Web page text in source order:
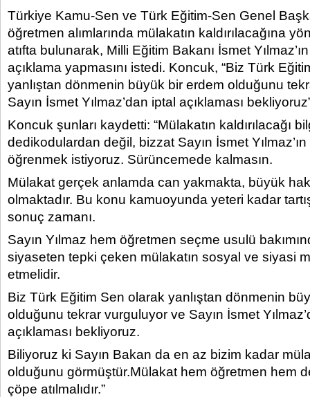
Türkiye Kamu-Sen ve Türk Eğitim-Sen Genel
öğretmen alımlarında mülakatın kaldırılacağına
atıfta bulunarak, Milli Eğitim Bakanı İsmet
açıklama yapmasını istedi. Koncuk, “Biz Türk
yanlıştan dönmenin büyük bir erdem olduğunu
Sayın İsmet Yılmaz’dan iptal açıklaması
Koncuk şunları kaydetti: “Mülakatın kaldırılacağı
dedikodulardan değil, bizzat Sayın İsmet
öğrenmek istiyoruz. Sürüncemede kalmasın.
Mülakat gerçek anlamda can yakmakta, büyük
olmaktadır. Bu konu kamuoyunda yeteri kadar
sonuç zamanı.
Sayın Yılmaz hem öğretmen seçme usulü
siyaseten tepki çeken mülakatın sosyal ve siyasi
etmelidir.
Biz Türk Eğitim Sen olarak yanlıştan dönmenin
olduğunu tekrar vurguluyor ve Sayın İsmet
açıklaması bekliyoruz.
Biliyoruz ki Sayın Bakan da en az bizim kadar
olduğunu görmüştür.Mülakat hem öğretmen hem
çöpe atılmalıdır.”